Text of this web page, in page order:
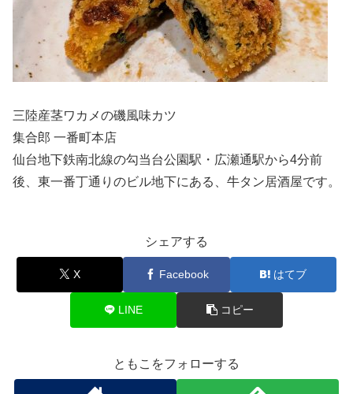
三陸産茎ワカメの磯風味カツ
集合郎 一番町本店
仙台地下鉄南北線の勾当台公園駅・広瀬通駅から4分前
後、東一番丁通りのビル地下にある、牛タン居酒屋です。
シェアする
X Facebook はてブ
LINE コピー
ともこをフォローする